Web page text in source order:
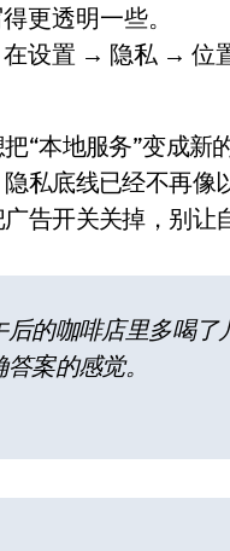
更透明一些。
在设置 → 隐私 → 位
“本地服务”变成
私底线已经不再像
告开关关掉，别让
后的咖啡店里多喝
案的感觉。